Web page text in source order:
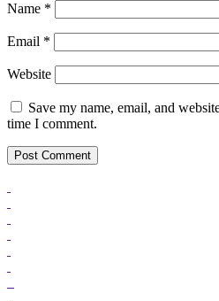
Name *
Email *
Website
Save my name, email, and
time I comment.